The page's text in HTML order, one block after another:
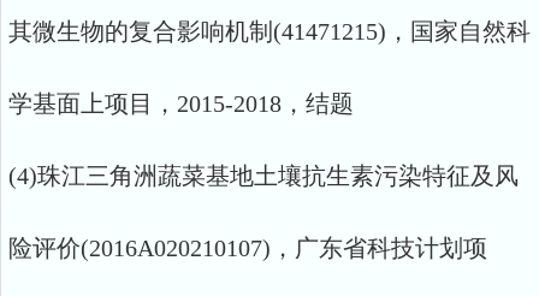
其微生物的复合影响机制(41471215)，国家自然科
学基面上项目，2015-2018，结题
(4)珠江三角洲蔬菜基地土壤抗生素污染特征及风
险评价(2016A020210107)，广东省科技计划项